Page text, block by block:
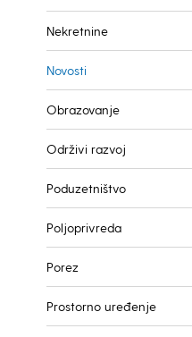
Nekretnine
Novosti
Obrazovanje
Održivi razvoj
Poduzetništvo
Poljoprivreda
Porez
Prostorno uređenje